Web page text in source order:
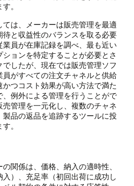
。
は、メーカーは販売管理を最適
と収益性のバランスを取る必要
員が在庫記録を調べ、最も近い
ョンを特定することが必要とさ
したが、現在では販売管理ソフ
員がすべての注文チャネルと供給
つコスト効果が高い方法で満た
例外による管理を行うことがで
管理を一元化し、複数のチャネ
品の返品を追跡するツールに投
。
関係は、価格、納入の適時性、
）、充足率（初回出荷に成功し